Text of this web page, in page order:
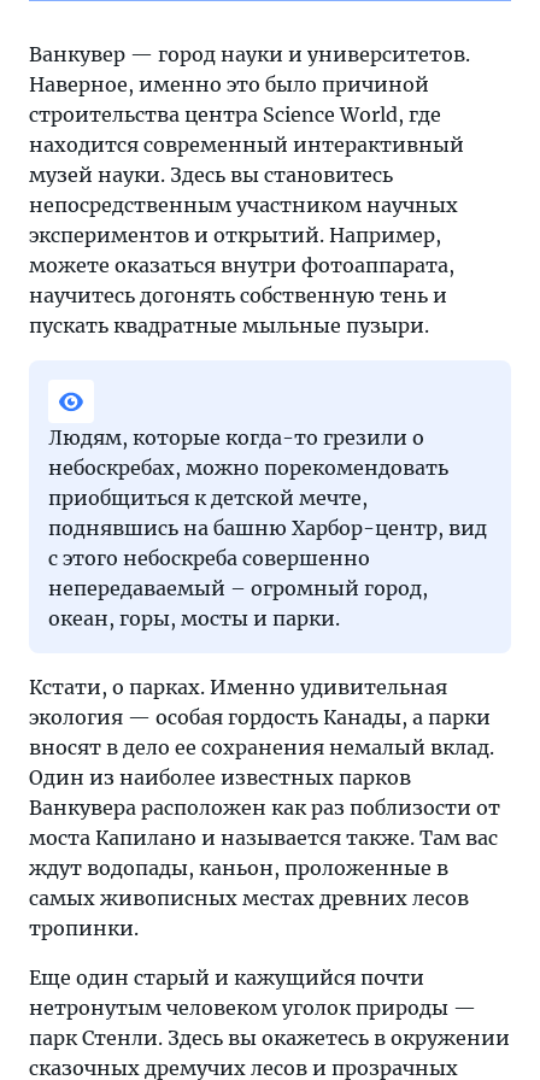
Ванкувер — город науки и университетов.
Наверное, именно это было причиной
строительства центра Science World, где
находится современный интерактивный
музей науки. Здесь вы становитесь
непосредственным участником научных
экспериментов и открытий. Например,
можете оказаться внутри фотоаппарата,
научитесь догонять собственную тень и
пускать квадратные мыльные пузыри.
Людям, которые когда-то грезили о
небоскребах, можно порекомендовать
приобщиться к детской мечте,
поднявшись на башню Харбор-центр, вид
с этого небоскреба совершенно
непередаваемый – огромный город,
океан, горы, мосты и парки.
Кстати, о парках. Именно удивительная
экология — особая гордость Канады, а парки
вносят в дело ее сохранения немалый вклад.
Один из наиболее известных парков
Ванкувера расположен как раз поблизости от
моста Капилано и называется также. Там вас
ждут водопады, каньон, проложенные в
самых живописных местах древних лесов
тропинки.
Еще один старый и кажущийся почти
нетронутым человеком уголок природы —
парк Стенли. Здесь вы окажетесь в окружении
сказочных дремучих лесов и прозрачных